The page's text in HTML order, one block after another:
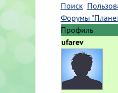
Поиск
Форумы
Профиль
ufarev